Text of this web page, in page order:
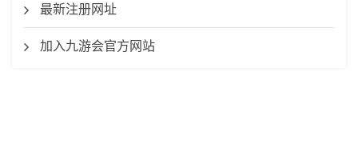
最新注册网址
加入九游会官方网站